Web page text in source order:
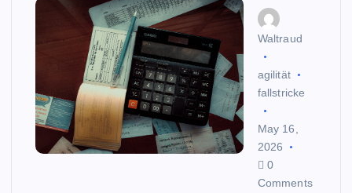
Waltraud
agilität
fallstricke
May 16,
2026
0
Comments